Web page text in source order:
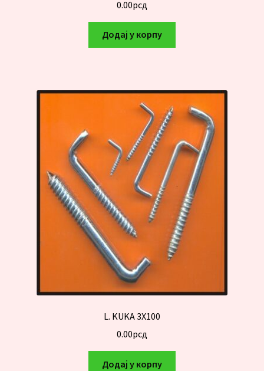
0.00рсд
Додај у корпу
L. KUKA 3X100
0.00рсд
Додај у корпу